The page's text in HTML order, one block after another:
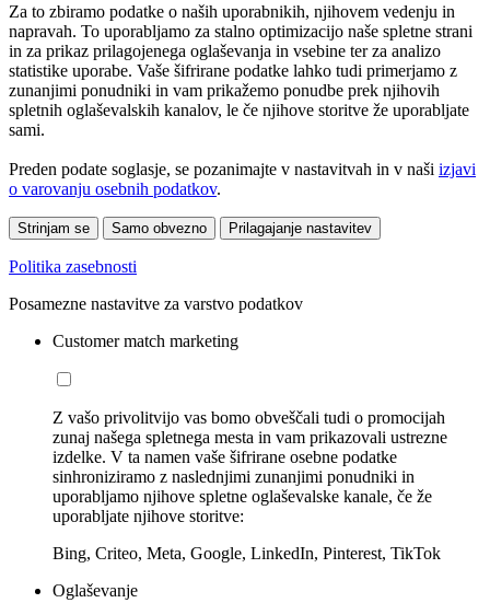
Za to zbiramo podatke o naših uporabnikih, njihovem vedenju in
napravah. To uporabljamo za stalno optimizacijo naše spletne strani
in za prikaz prilagojenega oglaševanja in vsebine ter za analizo
statistike uporabe. Vaše šifrirane podatke lahko tudi primerjamo z
zunanjimi ponudniki in vam prikažemo ponudbe prek njihovih
spletnih oglaševalskih kanalov, le če njihove storitve že uporabljate
sami.
Preden podate soglasje, se pozanimajte v nastavitvah in v naši izjavi
o varovanju osebnih podatkov.
Strinjam se Samo obvezno Prilagajanje nastavitev
Politika zasebnosti
Posamezne nastavitve za varstvo podatkov
Customer match marketing
Z vašo privolitvijo vas bomo obveščali tudi o promocijah
zunaj našega spletnega mesta in vam prikazovali ustrezne
izdelke. V ta namen vaše šifrirane osebne podatke
sinhroniziramo z naslednjimi zunanjimi ponudniki in
uporabljamo njihove spletne oglaševalske kanale, če že
uporabljate njihove storitve:
Bing, Criteo, Meta, Google, LinkedIn, Pinterest, TikTok
Oglaševanje